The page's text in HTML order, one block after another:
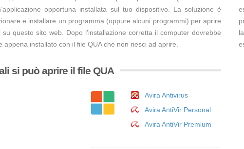
opportuna installata sul tuo dispositivo. La soluzione è
e installare un programma (oppure alcuni programmi) per aprire
questo sito web. Dopo l’installazione corretta il computer dovrebbe
appena installato con il file QUA che non riesci ad aprire.
si può aprire il file QUA
Avira Antivirus
Avira AntiVir Personal
Avira AntiVir Premium